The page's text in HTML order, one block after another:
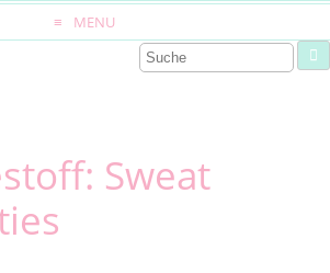
MENU
Sweat